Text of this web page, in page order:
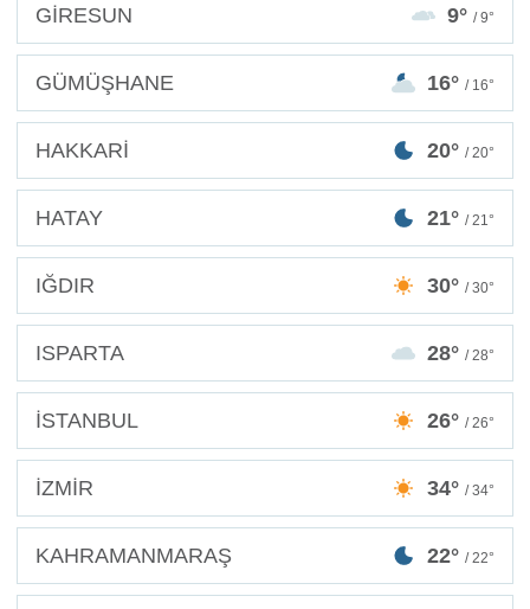
GİRESUN 9° / 9°
GÜMÜŞHANE 16° / 16°
HAKKARİ 20° / 20°
HATAY 21° / 21°
IĞDIR 30° / 30°
ISPARTA 28° / 28°
İSTANBUL 26° / 26°
İZMİR 34° / 34°
KAHRAMANMARAŞ 22° / 22°